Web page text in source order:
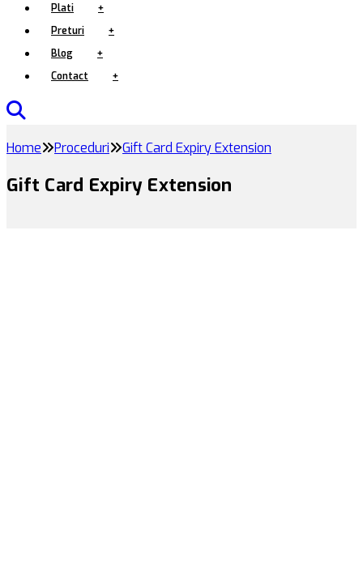
Plati
+
Preturi
+
Blog
+
Contact
+
Home Proceduri Gift Card Expiry Extension
Gift Card Expiry Extension